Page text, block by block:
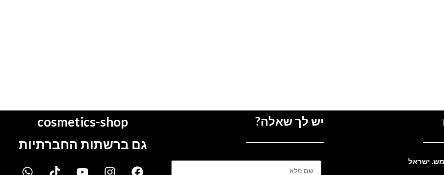
יש לך שאלה?
cosmetics-shop
גם ברשתות החברתיות